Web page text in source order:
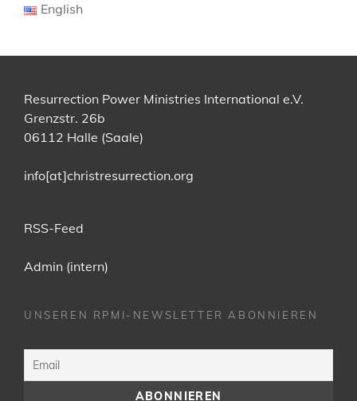
English
Resurrection Power Ministries International e.V.
Grenzstr. 26b
06112 Halle (Saale)
info[at]christresurrection.org
RSS-Feed
Admin (intern)
UNSEREN RPMI-NEWSLETTER ABONNIEREN